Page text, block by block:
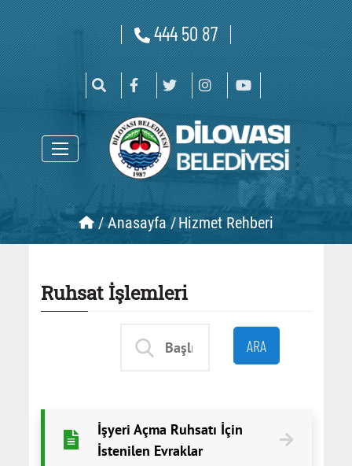
444 50 87
/Anasayfa /Hizmet Rehberi
Ruhsat İşlemleri
İşyeri Açma Ruhsatı İçin
İstenilen Evraklar